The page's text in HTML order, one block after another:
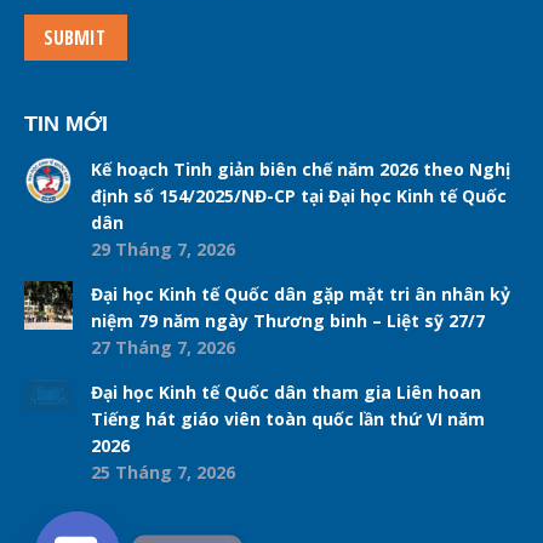
SUBMIT
TIN MỚI
Kế hoạch Tinh giản biên chế năm 2026 theo Nghị
định số 154/2025/NĐ-CP tại Đại học Kinh tế Quốc
dân
29 Tháng 7, 2026
Đại học Kinh tế Quốc dân gặp mặt tri ân nhân kỷ
niệm 79 năm ngày Thương binh – Liệt sỹ 27/7
27 Tháng 7, 2026
Đại học Kinh tế Quốc dân tham gia Liên hoan
Tiếng hát giáo viên toàn quốc lần thứ VI năm
2026
25 Tháng 7, 2026